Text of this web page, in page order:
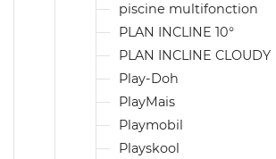
piscine multifonction
PLAN INCLINE 10°
PLAN INCLINE CLOUDY
Play-Doh
PlayMais
Playmobil
Playskool